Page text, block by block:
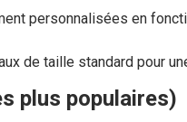
personnalisées en
de taille standard pour
plus populaires)